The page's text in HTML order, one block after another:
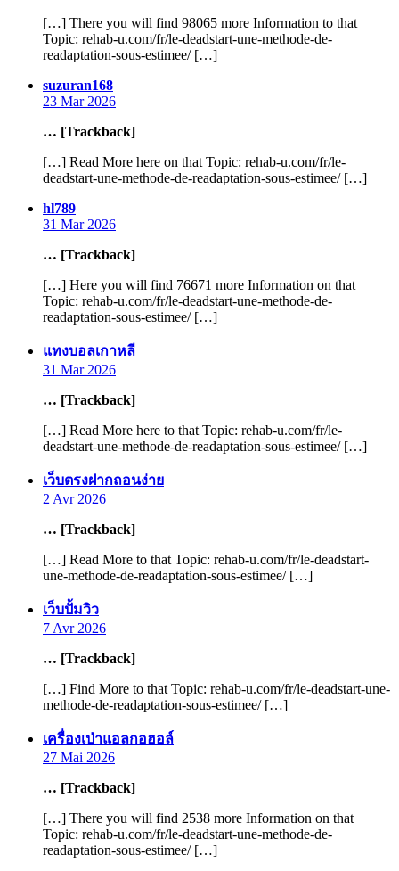
[…] There you will find 98065 more Information to that
Topic: rehab-u.com/fr/le-deadstart-une-methode-de-
readaptation-sous-estimee/ […]
suzuran168says:
23 Mar 2026
… [Trackback]
[…] Read More here on that Topic: rehab-u.com/fr/le-
deadstart-une-methode-de-readaptation-sous-estimee/ […]
hl789says:
31 Mar 2026
… [Trackback]
[…] Here you will find 76671 more Information on that
Topic: rehab-u.com/fr/le-deadstart-une-methode-de-
readaptation-sous-estimee/ […]
แทงบอลเกาหลีsays:
31 Mar 2026
… [Trackback]
[…] Read More here to that Topic: rehab-u.com/fr/le-
deadstart-une-methode-de-readaptation-sous-estimee/ […]
เว็บตรงฝากถอนง่ายsays:
2 Avr 2026
… [Trackback]
[…] Read More to that Topic: rehab-u.com/fr/le-deadstart-
une-methode-de-readaptation-sous-estimee/ […]
เว็บปั้มวิวsays:
7 Avr 2026
… [Trackback]
[…] Find More to that Topic: rehab-u.com/fr/le-deadstart-une-
methode-de-readaptation-sous-estimee/ […]
เครื่องเป่าแอลกอฮอล์says:
27 Mai 2026
… [Trackback]
[…] There you will find 2538 more Information on that
Topic: rehab-u.com/fr/le-deadstart-une-methode-de-
readaptation-sous-estimee/ […]